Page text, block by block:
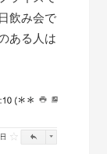
飲み会で
ある人は